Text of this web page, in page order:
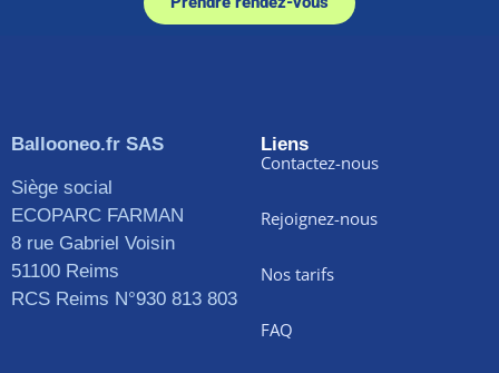
Ballooneo.fr SAS
Siège social
ECOPARC FARMAN
8 rue Gabriel Voisin
51100 Reims
RCS Reims N°930 813 803
Liens
Contactez-nous
Rejoignez-nous
Nos tarifs
FAQ